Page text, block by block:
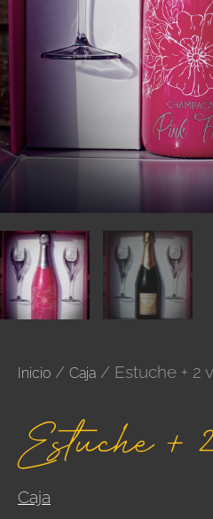
Inicio / Caja / Estuche + 2
Estuche +
Caja